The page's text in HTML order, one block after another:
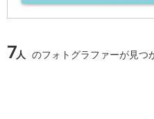
7人 のフォトグラファーが見つ